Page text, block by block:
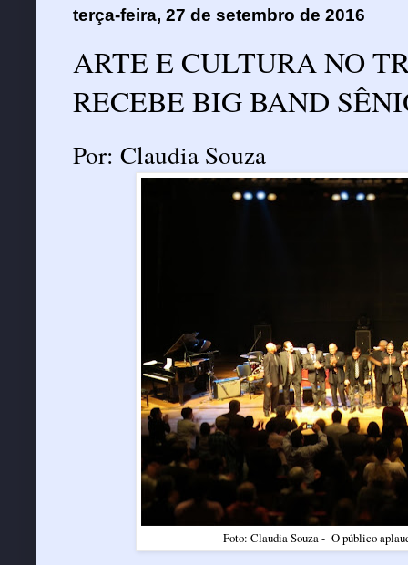
terça-feira, 27 de setembro de 2016
ARTE E CULTURA NO
RECEBE BIG BAND
Por: Claudia Souza
Foto: Claudia Souza - O público